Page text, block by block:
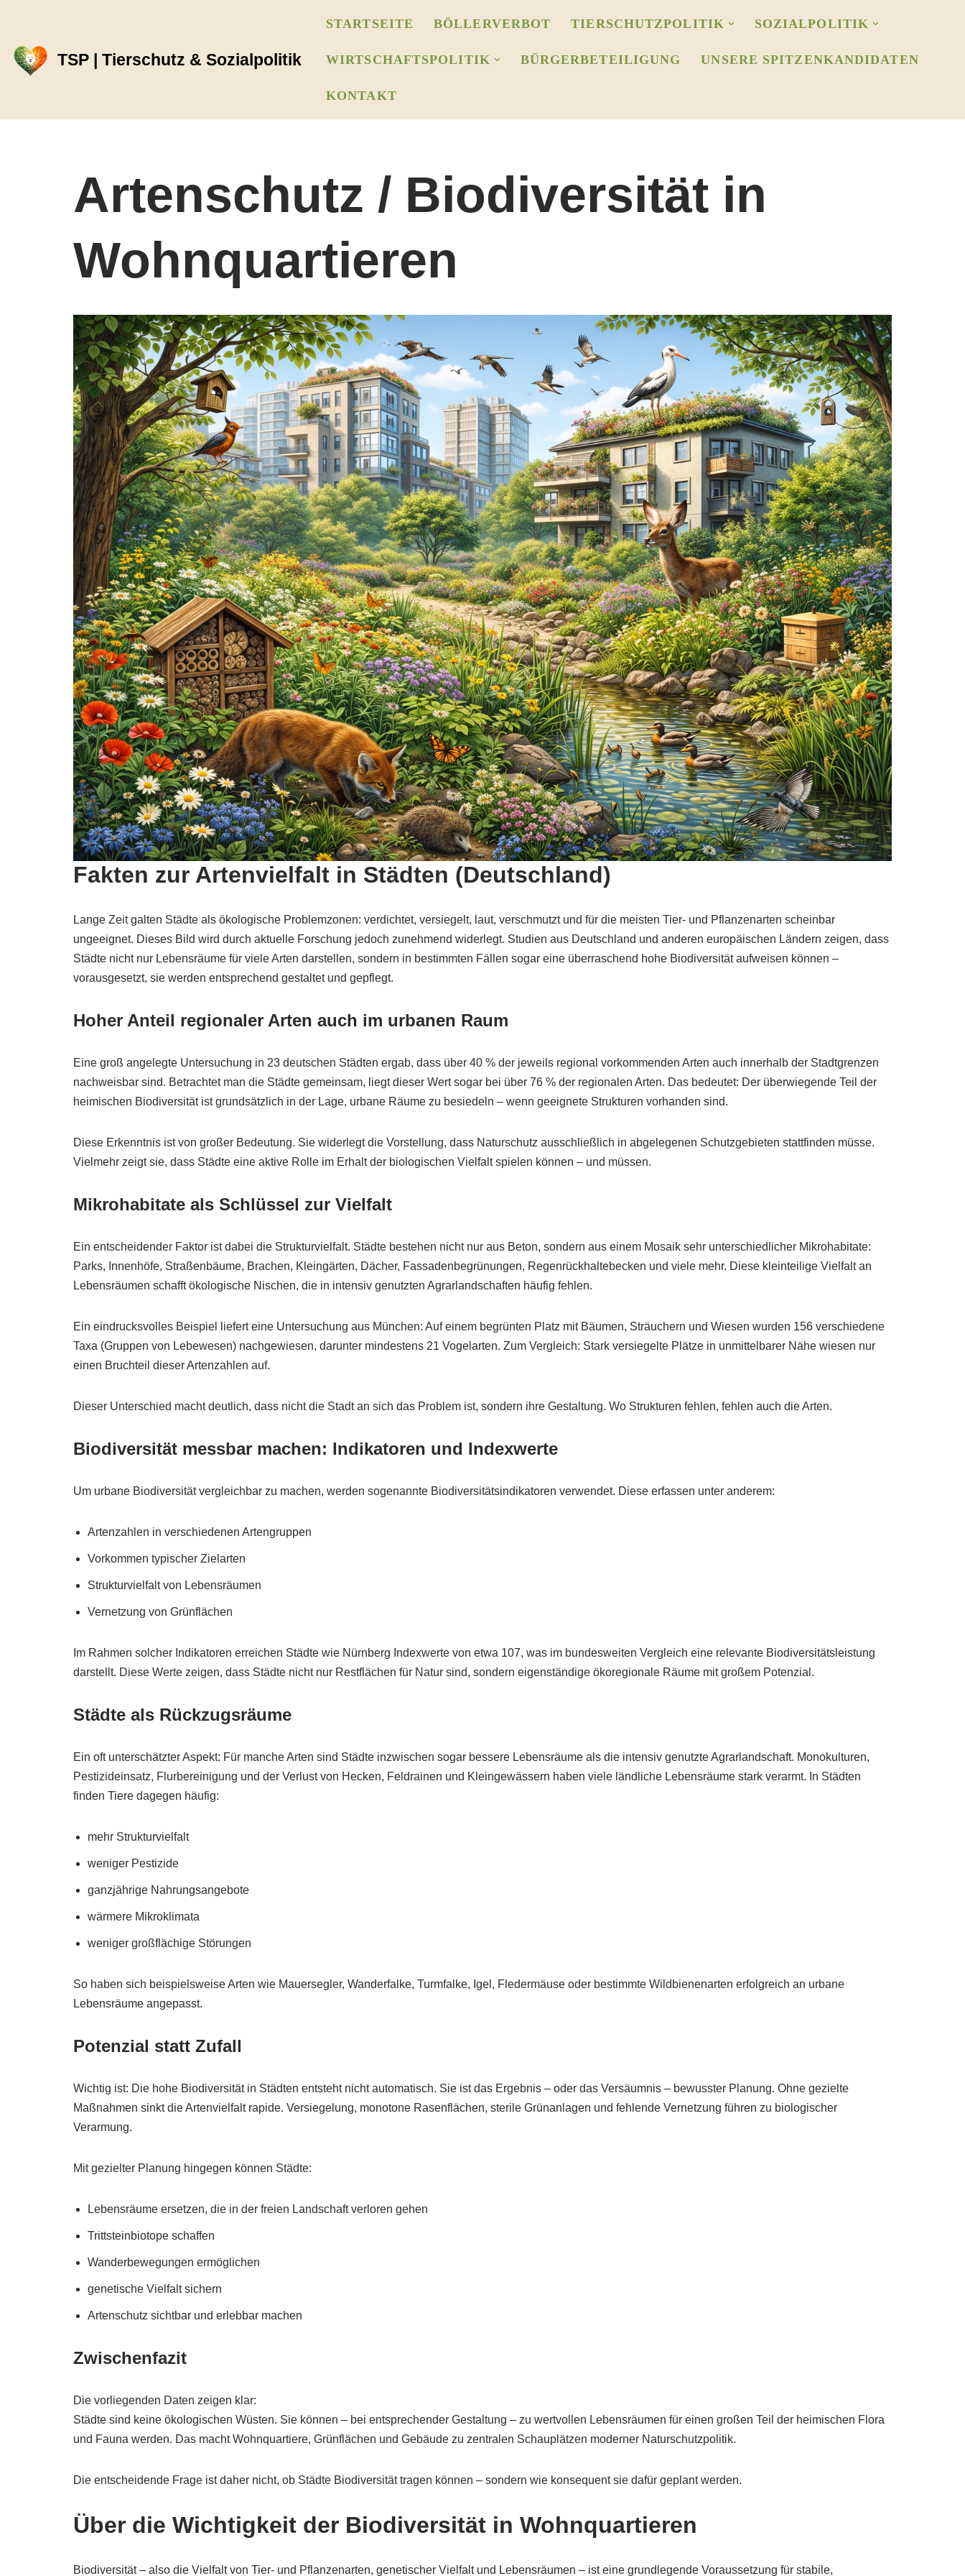
Inhalt
springen
TSP | Tierschutz & Sozialpolitik
STARTSEITE BÖLLERVERBOT TIERSCHUTZPOLITIK SOZIALPOLITIK
WIRTSCHAFTSPOLITIK BÜRGERBETEILIGUNG UNSERE SPITZENKANDIDATEN
KONTAKT
Artenschutz / Biodiversität in
Wohnquartieren
Fakten zur Artenvielfalt in Städten (Deutschland)
Lange Zeit galten Städte als ökologische Problemzonen: verdichtet, versiegelt, laut, verschmutzt und für die meisten Tier- und Pflanzenarten scheinbar
ungeeignet. Dieses Bild wird durch aktuelle Forschung jedoch zunehmend widerlegt. Studien aus Deutschland und anderen europäischen Ländern zeigen, dass
Städte nicht nur Lebensräume für viele Arten darstellen, sondern in bestimmten Fällen sogar eine überraschend hohe Biodiversität aufweisen können –
vorausgesetzt, sie werden entsprechend gestaltet und gepflegt.
Hoher Anteil regionaler Arten auch im urbanen Raum
Eine groß angelegte Untersuchung in 23 deutschen Städten ergab, dass über 40 % der jeweils regional vorkommenden Arten auch innerhalb der Stadtgrenzen
nachweisbar sind. Betrachtet man die Städte gemeinsam, liegt dieser Wert sogar bei über 76 % der regionalen Arten. Das bedeutet: Der überwiegende Teil der
heimischen Biodiversität ist grundsätzlich in der Lage, urbane Räume zu besiedeln – wenn geeignete Strukturen vorhanden sind.
Diese Erkenntnis ist von großer Bedeutung. Sie widerlegt die Vorstellung, dass Naturschutz ausschließlich in abgelegenen Schutzgebieten stattfinden müsse.
Vielmehr zeigt sie, dass Städte eine aktive Rolle im Erhalt der biologischen Vielfalt spielen können – und müssen.
Mikrohabitate als Schlüssel zur Vielfalt
Ein entscheidender Faktor ist dabei die Strukturvielfalt. Städte bestehen nicht nur aus Beton, sondern aus einem Mosaik sehr unterschiedlicher Mikrohabitate:
Parks, Innenhöfe, Straßenbäume, Brachen, Kleingärten, Dächer, Fassadenbegrünungen, Regenrückhaltebecken und viele mehr. Diese kleinteilige Vielfalt an
Lebensräumen schafft ökologische Nischen, die in intensiv genutzten Agrarlandschaften häufig fehlen.
Ein eindrucksvolles Beispiel liefert eine Untersuchung aus München: Auf einem begrünten Platz mit Bäumen, Sträuchern und Wiesen wurden 156 verschiedene
Taxa (Gruppen von Lebewesen) nachgewiesen, darunter mindestens 21 Vogelarten. Zum Vergleich: Stark versiegelte Plätze in unmittelbarer Nähe wiesen nur
einen Bruchteil dieser Artenzahlen auf.
Dieser Unterschied macht deutlich, dass nicht die Stadt an sich das Problem ist, sondern ihre Gestaltung. Wo Strukturen fehlen, fehlen auch die Arten.
Biodiversität messbar machen: Indikatoren und Indexwerte
Um urbane Biodiversität vergleichbar zu machen, werden sogenannte Biodiversitätsindikatoren verwendet. Diese erfassen unter anderem:
Artenzahlen in verschiedenen Artengruppen
Vorkommen typischer Zielarten
Strukturvielfalt von Lebensräumen
Vernetzung von Grünflächen
Im Rahmen solcher Indikatoren erreichen Städte wie Nürnberg Indexwerte von etwa 107, was im bundesweiten Vergleich eine relevante Biodiversitätsleistung
darstellt. Diese Werte zeigen, dass Städte nicht nur Restflächen für Natur sind, sondern eigenständige ökoregionale Räume mit großem Potenzial.
Städte als Rückzugsräume
Ein oft unterschätzter Aspekt: Für manche Arten sind Städte inzwischen sogar bessere Lebensräume als die intensiv genutzte Agrarlandschaft. Monokulturen,
Pestizideinsatz, Flurbereinigung und der Verlust von Hecken, Feldrainen und Kleingewässern haben viele ländliche Lebensräume stark verarmt. In Städten
finden Tiere dagegen häufig:
mehr Strukturvielfalt
weniger Pestizide
ganzjährige Nahrungsangebote
wärmere Mikroklimata
weniger großflächige Störungen
So haben sich beispielsweise Arten wie Mauersegler, Wanderfalke, Turmfalke, Igel, Fledermäuse oder bestimmte Wildbienenarten erfolgreich an urbane
Lebensräume angepasst.
Potenzial statt Zufall
Wichtig ist: Die hohe Biodiversität in Städten entsteht nicht automatisch. Sie ist das Ergebnis – oder das Versäumnis – bewusster Planung. Ohne gezielte
Maßnahmen sinkt die Artenvielfalt rapide. Versiegelung, monotone Rasenflächen, sterile Grünanlagen und fehlende Vernetzung führen zu biologischer
Verarmung.
Mit gezielter Planung hingegen können Städte:
Lebensräume ersetzen, die in der freien Landschaft verloren gehen
Trittsteinbiotope schaffen
Wanderbewegungen ermöglichen
genetische Vielfalt sichern
Artenschutz sichtbar und erlebbar machen
Zwischenfazit
Die vorliegenden Daten zeigen klar:
Städte sind keine ökologischen Wüsten. Sie können – bei entsprechender Gestaltung – zu wertvollen Lebensräumen für einen großen Teil der heimischen Flora
und Fauna werden. Das macht Wohnquartiere, Grünflächen und Gebäude zu zentralen Schauplätzen moderner Naturschutzpolitik.
Die entscheidende Frage ist daher nicht, ob Städte Biodiversität tragen können – sondern wie konsequent sie dafür geplant werden.
Über die Wichtigkeit der Biodiversität in Wohnquartieren
Biodiversität – also die Vielfalt von Tier- und Pflanzenarten, genetischer Vielfalt und Lebensräumen – ist eine grundlegende Voraussetzung für stabile,